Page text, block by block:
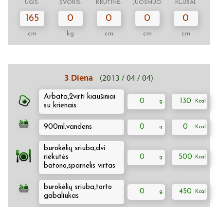
ŪGIS: SVORIS: KRŪTINĖ: JUOSMUO: KLUBAI:
165
cm
0
kg
0
cm
0
cm
0
cm
3 Diena (2013 / 04 / 04)
Arbata,2virti kiaušiniai
su krienais
0 130
900ml.vandens 0 0
burokėlių sriuba,dvi
riekutės
batono,sparnelis virtas
0 500
burokėlių sriuba,torto
gabaliukas
0 450